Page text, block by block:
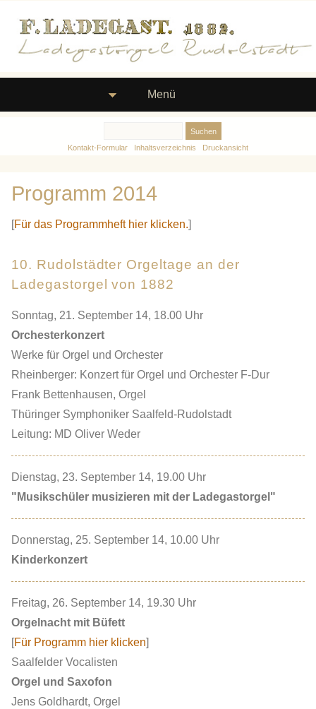
Menü
Kontakt-Formular Inhaltsverzeichnis Druckansicht
Programm 2014
[Für das Programmheft hier klicken.]
10. Rudolstädter Orgeltage an der
Ladegastorgel von 1882
Sonntag, 21. September 14, 18.00 Uhr
Orchesterkonzert
Werke für Orgel und Orchester
Rheinberger: Konzert für Orgel und Orchester F-Dur
Frank Bettenhausen, Orgel
Thüringer Symphoniker Saalfeld-Rudolstadt
Leitung: MD Oliver Weder
Dienstag, 23. September 14, 19.00 Uhr
"Musikschüler musizieren mit der Ladegastorgel"
Donnerstag, 25. September 14, 10.00 Uhr
Kinderkonzert
Freitag, 26. September 14, 19.30 Uhr
Orgelnacht mit Büfett
[Für Programm hier klicken]
Saalfelder Vocalisten
Orgel und Saxofon
Jens Goldhardt, Orgel